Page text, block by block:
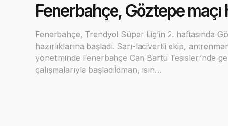
Fenerbahçe, Göztepe maçı
Fenerbahçe, Trendyol Süper Lig’in 2. haftasında
hazırlıklarına başladı. Sarı-lacivertli ekip,
yönetiminde Fenerbahçe Can Bartu Tesisleri’nde
çalışmalarıyla başladıİdman, ısın…